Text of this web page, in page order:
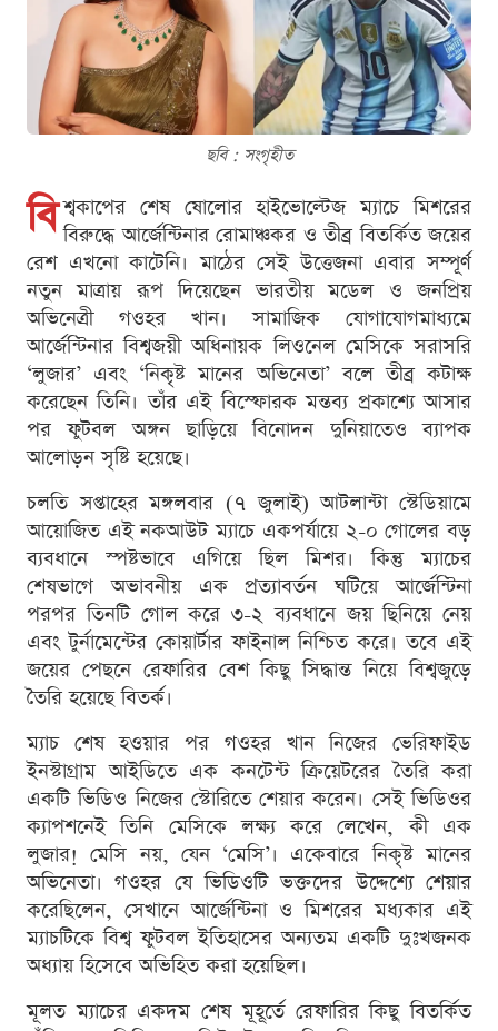
ছবি : সংগৃহীত
বি শ্বকাপের শেষ ষোলোর হাইভোল্টেজ ম্যাচে মিশরের
বিরুদ্ধে আর্জেন্টিনার রোমাঞ্চকর ও তীব্র বিতর্কিত জয়ের
রেশ এখনো কাটেনি। মাঠের সেই উত্তেজনা এবার সম্পূর্ণ
নতুন মাত্রায় রূপ দিয়েছেন ভারতীয় মডেল ও জনপ্রিয়
অভিনেত্রী গওহর খান। সামাজিক যোগাযোগমাধ্যমে
আর্জেন্টিনার বিশ্বজয়ী অধিনায়ক লিওনেল মেসিকে সরাসরি
‘লুজার’ এবং ‘নিকৃষ্ট মানের অভিনেতা’ বলে তীব্র কটাক্ষ
করেছেন তিনি। তাঁর এই বিস্ফোরক মন্তব্য প্রকাশ্যে আসার
পর ফুটবল অঙ্গন ছাড়িয়ে বিনোদন দুনিয়াতেও ব্যাপক
আলোড়ন সৃষ্টি হয়েছে।
চলতি সপ্তাহের মঙ্গলবার (৭ জুলাই) আটলান্টা স্টেডিয়ামে
আয়োজিত এই নকআউট ম্যাচে একপর্যায়ে ২-০ গোলের বড়
ব্যবধানে স্পষ্টভাবে এগিয়ে ছিল মিশর। কিন্তু ম্যাচের
শেষভাগে অভাবনীয় এক প্রত্যাবর্তন ঘটিয়ে আর্জেন্টিনা
পরপর তিনটি গোল করে ৩-২ ব্যবধানে জয় ছিনিয়ে নেয়
এবং টুর্নামেন্টের কোয়ার্টার ফাইনাল নিশ্চিত করে। তবে এই
জয়ের পেছনে রেফারির বেশ কিছু সিদ্ধান্ত নিয়ে বিশ্বজুড়ে
তৈরি হয়েছে বিতর্ক।
ম্যাচ শেষ হওয়ার পর গওহর খান নিজের ভেরিফাইড
ইনস্টাগ্রাম আইডিতে এক কনটেন্ট ক্রিয়েটরের তৈরি করা
একটি ভিডিও নিজের স্টোরিতে শেয়ার করেন। সেই ভিডিওর
ক্যাপশনেই তিনি মেসিকে লক্ষ্য করে লেখেন, কী এক
লুজার! মেসি নয়, যেন ‘মেসি’। একেবারে নিকৃষ্ট মানের
অভিনেতা। গওহর যে ভিডিওটি ভক্তদের উদ্দেশ্যে শেয়ার
করেছিলেন, সেখানে আর্জেন্টিনা ও মিশরের মধ্যকার এই
ম্যাচটিকে বিশ্ব ফুটবল ইতিহাসের অন্যতম একটি দুঃখজনক
অধ্যায় হিসেবে অভিহিত করা হয়েছিল।
মূলত ম্যাচের একদম শেষ মূহূর্তে রেফারির কিছু বিতর্কিত